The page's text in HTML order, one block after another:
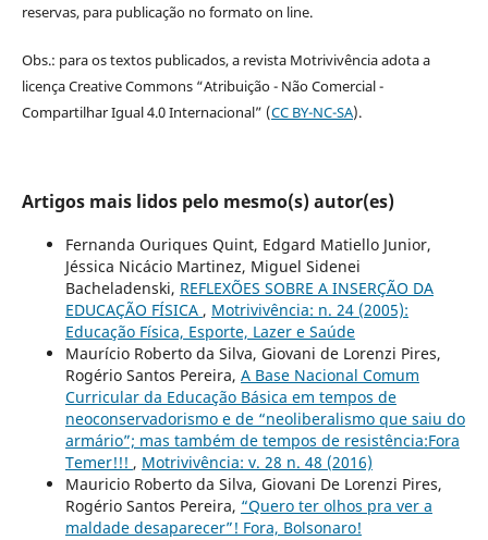
reservas, para publicação no formato on line.
Obs.: para os textos publicados, a revista Motrivivência adota a
licença Creative Commons “Atribuição - Não Comercial -
Compartilhar Igual 4.0 Internacional” (CC BY-NC-SA).
Artigos mais lidos pelo mesmo(s) autor(es)
Fernanda Ouriques Quint, Edgard Matiello Junior,
Jéssica Nicácio Martinez, Miguel Sidenei
Bacheladenski, REFLEXÕES SOBRE A INSERÇÃO DA
EDUCAÇÃO FÍSICA , Motrivivência: n. 24 (2005):
Educação Física, Esporte, Lazer e Saúde
Maurício Roberto da Silva, Giovani de Lorenzi Pires,
Rogério Santos Pereira, A Base Nacional Comum
Curricular da Educação Básica em tempos de
neoconservadorismo e de “neoliberalismo que saiu do
armário”; mas também de tempos de resistência:Fora
Temer!!! , Motrivivência: v. 28 n. 48 (2016)
Mauricio Roberto da Silva, Giovani De Lorenzi Pires,
Rogério Santos Pereira, “Quero ter olhos pra ver a
maldade desaparecer”! Fora, Bolsonaro!